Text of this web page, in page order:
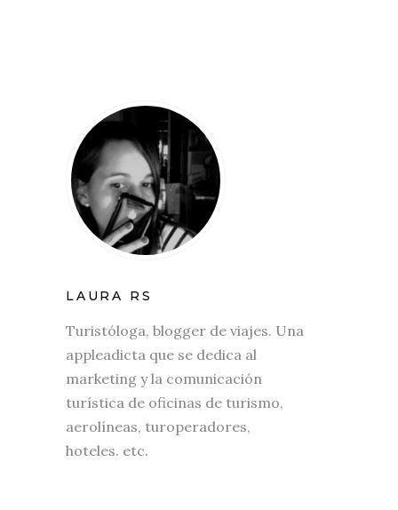
LAURA RS
Turistóloga, blogger de viajes. Una
appleadicta que se dedica al
marketing y la comunicación
turística de oficinas de turismo,
aerolíneas, turoperadores,
hoteles. etc.